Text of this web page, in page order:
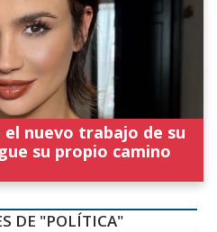
nuevo trabajo de su
su propio camino
DE "POLÍTICA"